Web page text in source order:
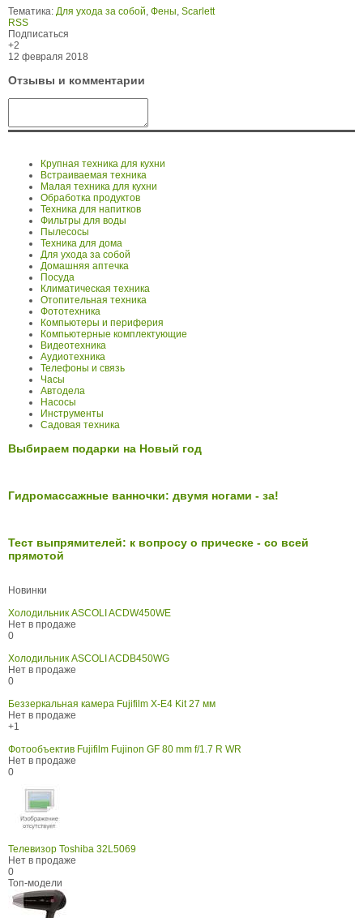
Тематика: Для ухода за собой, Фены, Scarlett
RSS
Подписаться
+2
12 февраля 2018
Отзывы и комментарии
Крупная техника для кухни
Встраиваемая техника
Малая техника для кухни
Обработка продуктов
Техника для напитков
Фильтры для воды
Пылесосы
Техника для дома
Для ухода за собой
Домашняя аптечка
Посуда
Климатическая техника
Отопительная техника
Фототехника
Компьютеры и периферия
Компьютерные комплектующие
Видеотехника
Аудиотехника
Телефоны и связь
Часы
Автодела
Насосы
Инструменты
Садовая техника
Выбираем подарки на Новый год
Гидромассажные ванночки: двумя ногами - за!
Тест выпрямителей: к вопросу о прическе - со всей
прямотой
Новинки
Холодильник ASCOLI ACDW450WE
Нет в продаже
0
Холодильник ASCOLI ACDB450WG
Нет в продаже
0
Беззеркальная камера Fujifilm X-E4 Kit 27 мм
Нет в продаже
+1
Фотообъектив Fujifilm Fujinon GF 80 mm f/1.7 R WR
Нет в продаже
0
Телевизор Toshiba 32L5069
Нет в продаже
0
Топ-модели